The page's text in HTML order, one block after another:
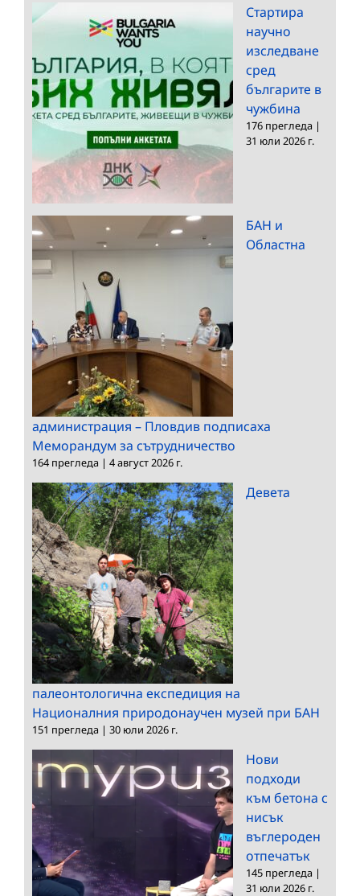
Стартира
научно
изследване
сред
българите в
чужбина
176 прегледа |
31 юли 2026 г.
БАН и
Областна
администрация – Пловдив подписаха
Меморандум за сътрудничество
164 прегледа | 4 август 2026 г.
Девета
палеонтологична експедиция на
Националния природонаучен музей при БАН
151 прегледа | 30 юли 2026 г.
Нови
подходи
към бетона с
нисък
въглероден
отпечатък
145 прегледа |
31 юли 2026 г.